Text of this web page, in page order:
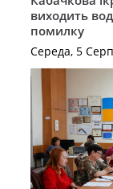
виходить
помилку
Середа, 5